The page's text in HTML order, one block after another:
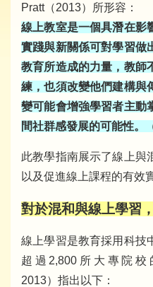
Pratt（2013）所形容：
線上教室是一個具潛在影
實踐與新關係可對學習做
教育所造成的力量，教師
練，也須改變他們建構與
變可能會增強學習者主動
間社群感發展的可能性。
此教學指南展示了線上與
以及促進線上課程的有效
對於混和與線上學習
線上學習是教育採用科技
超過2,800所大專院校
2013）指出以下：